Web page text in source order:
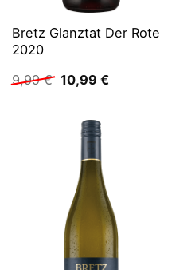
Bretz Glanztat Der Rote
2020
9,99€ Ursprünglicher
Preis
9,99 €
10,99 €Aktueller